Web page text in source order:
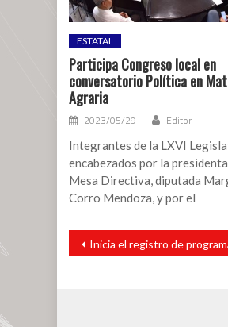
ESTATAL
Participa Congreso local en
conversatorio Política en
Agraria
2023/05/29 Editor
Integrantes de la LXVI
encabezados por la
Mesa Directiva, diputada
Corro Mendoza, y por el
Navegación
entradas
Inicia el registro de programas de